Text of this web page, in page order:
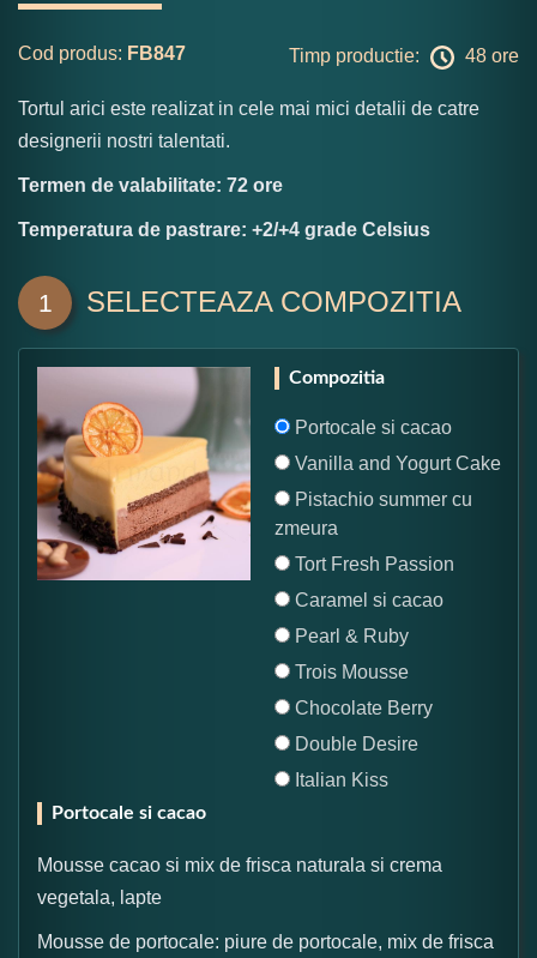
Cod produs: FB847 Timp productie: 48 ore
Tortul arici este realizat in cele mai mici detalii de catre
designerii nostri talentati.
Termen de valabilitate: 72 ore
Temperatura de pastrare: +2/+4 grade Celsius
1 SELECTEAZA COMPOZITIA
Compozitia
Portocale si cacao
Vanilla and Yogurt Cake
Pistachio summer cu
zmeura
Tort Fresh Passion
Caramel si cacao
Pearl & Ruby
Trois Mousse
Chocolate Berry
Double Desire
Italian Kiss
Portocale si cacao
Mousse cacao si mix de frisca naturala si crema
vegetala, lapte
Mousse de portocale: piure de portocale, mix de frisca